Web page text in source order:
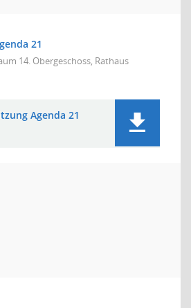
21
14. Obergeschoss, Rathaus
Agenda 21